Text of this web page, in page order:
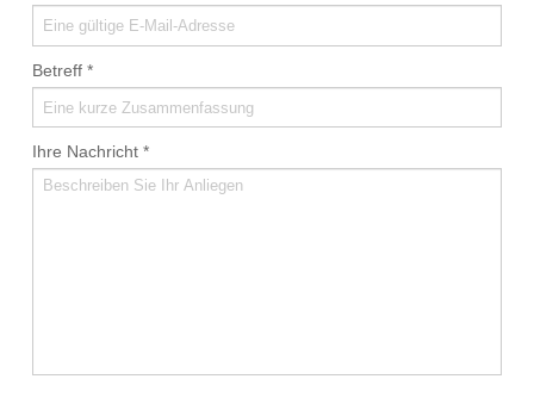
Betreff *
Ihre Nachricht *